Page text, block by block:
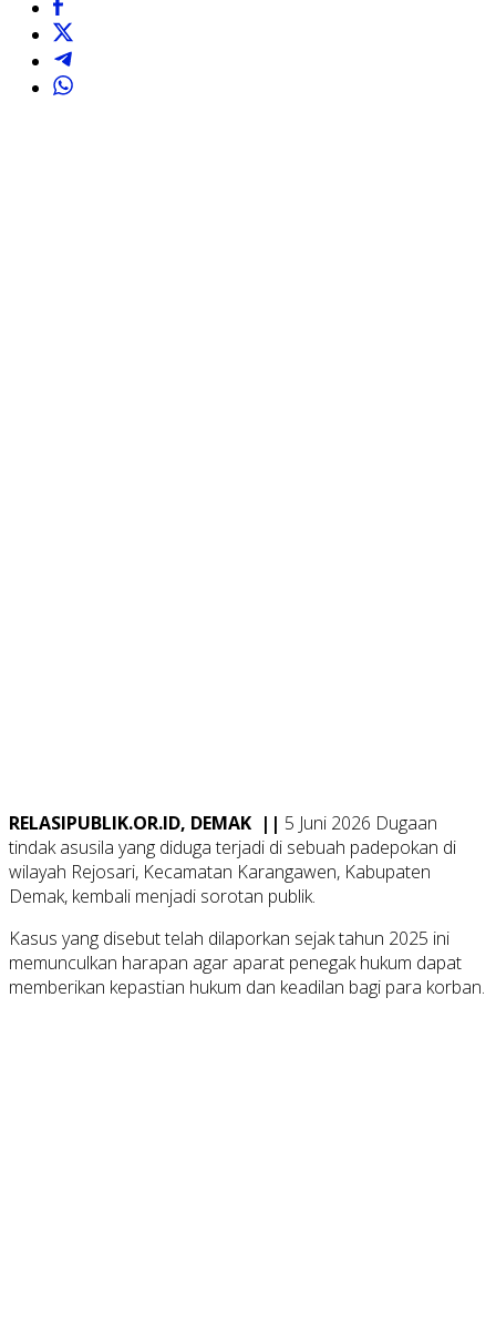
RELASIPUBLIK.OR.ID, DEMAK || 5 Juni 2026 Dugaan
tindak asusila yang diduga terjadi di sebuah padepokan di
wilayah Rejosari, Kecamatan Karangawen, Kabupaten
Demak, kembali menjadi sorotan publik.
Kasus yang disebut telah dilaporkan sejak tahun 2025 ini
memunculkan harapan agar aparat penegak hukum dapat
memberikan kepastian hukum dan keadilan bagi para korban.